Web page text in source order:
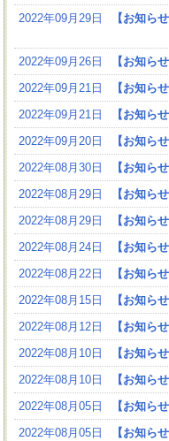
2022年09月29日
【お知ら
2022年09月26日
【お知ら
2022年09月21日
【お知ら
2022年09月21日
【お知ら
2022年09月20日
【お知ら
2022年08月30日
【お知ら
2022年08月29日
【お知ら
2022年08月29日
【お知ら
2022年08月24日
【お知ら
2022年08月22日
【お知ら
2022年08月15日
【お知ら
2022年08月12日
【お知ら
2022年08月10日
【お知ら
2022年08月10日
【お知ら
2022年08月05日
【お知ら
2022年08月05日
【お知ら